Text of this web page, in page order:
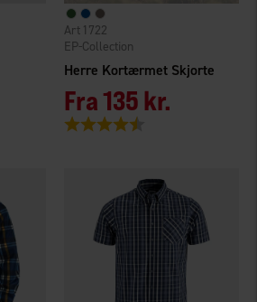
Herre Kortærmet Skjorte
EP-Collection
1722
Fra135 kr.
Vurdering: